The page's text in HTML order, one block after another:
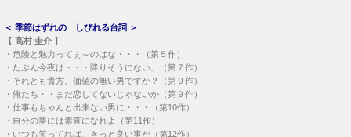
＜ 季節はずれの しびれる台詞 ＞
【 高村 圭介 】
・ 危険と魅力ってぇ～のはな・・・（第５作）
・ たぶん今夜は・・・降りそうにない。（第７作）
・ それとも貴方、価値の無い男ですか？（第９作）
・ 俺たち・・まだ恋してないじゃないか（第９作）
・ 仕事もちゃんと出来ない男に・・・（第10作）
・ 自分の夢には素直になれよ（第11作）
・ いつも笑ってれば、きっと良い事が（第12作）